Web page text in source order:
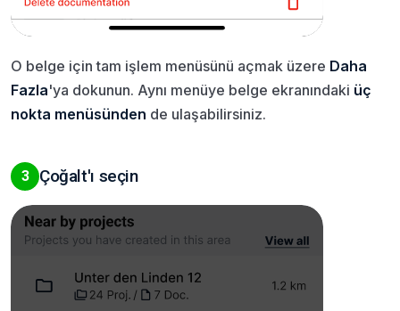
O belge için tam işlem menüsünü açmak üzere Daha
Fazla'ya dokunun. Aynı menüye belge ekranındaki üç
nokta menüsünden de ulaşabilirsiniz.
3 Çoğalt'ı seçin